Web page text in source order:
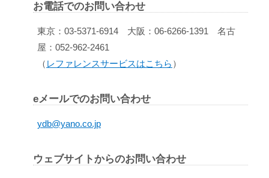
お電話でのお問い合わせ
東京：03-5371-6914 大阪：06-6266-1391 名古
屋：052-962-2461
（ レファレンスサービスはこちら ）
eメールでのお問い合わせ
ydb@yano.co.jp
ウェブサイトからのお問い合わせ